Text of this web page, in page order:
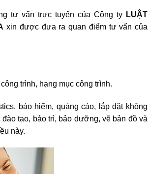
tư vấn trực tuyến của Công ty LUẬT
xin được đưa ra quan điểm tư vấn của
trình, hạng mục công trình.
bảo hiểm, quảng cáo, lắp đặt không
tạo, bảo trì, bảo dưỡng, vẽ bản đồ và
này.